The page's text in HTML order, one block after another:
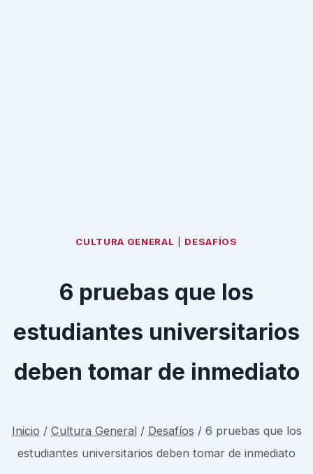
CULTURA GENERAL DESAFÍOS
6 pruebas que los
estudiantes universitarios
deben tomar de inmediato
Inicio / Cultura General / Desafíos / 6 pruebas que los
estudiantes universitarios deben tomar de inmediato